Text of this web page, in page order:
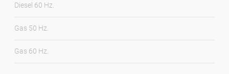
Diesel 60 Hz.
Gas 50 Hz.
Gas 60 Hz.